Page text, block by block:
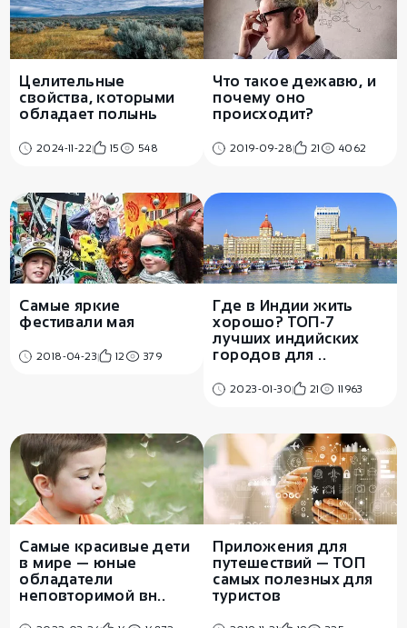
Целительные
свойства, которыми
обладает полынь
2024-11-22 15 548
Что такое дежавю, и
почему оно
происходит?
2019-09-28 21 4062
Самые яркие
фестивали мая
2018-04-23 12 379
Где в Индии жить
хорошо? ТОП-7
лучших индийских
городов для ..
2023-01-30 21 11963
Самые красивые дети
в мире — юные
обладатели
неповторимой вн..
Приложения для
путешествий — ТОП
самых полезных для
туристов